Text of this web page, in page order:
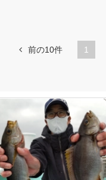
前の10件 1